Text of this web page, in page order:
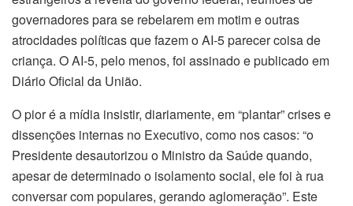
governadores para se rebelarem em motim e outras
atrocidades políticas que fazem o AI-5 parecer coisa de
criança. O AI-5, pelo menos, foi assinado e publicado em
Diário Oficial da União.
O pior é a mídia insistir, diariamente, em “plantar” crises e
dissenções internas no Executivo, como nos casos: “o
Presidente desautorizou o Ministro da Saúde quando,
apesar de determinado o isolamento social, ele foi à rua
conversar com populares, gerando aglomeração”. Este